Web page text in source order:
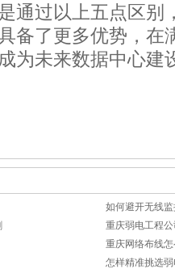
通过以上五点区别
备了更多优势，在
为未来数据中心建
如何避开无线
重庆弱电工程
重庆网络布线
怎样精准挑选